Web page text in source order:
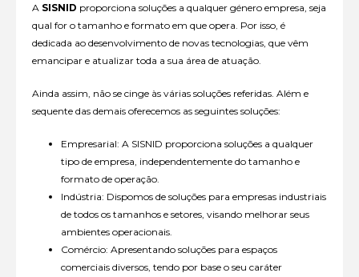
A SISNID proporciona soluções a qualquer género empresa, seja
qual for o tamanho e formato em que opera. Por isso, é
dedicada ao desenvolvimento de novas tecnologias, que vêm
emancipar e atualizar toda a sua área de atuação.
Ainda assim, não se cinge às várias soluções referidas. Além e
sequente das demais oferecemos as seguintes soluções:
Empresarial: A SISNID proporciona soluções a qualquer
tipo de empresa, independentemente do tamanho e
formato de operação.
Indústria: Dispomos de soluções para empresas industriais
de todos os tamanhos e setores, visando melhorar seus
ambientes operacionais.
Comércio: Apresentando soluções para espaços
comerciais diversos, tendo por base o seu caráter